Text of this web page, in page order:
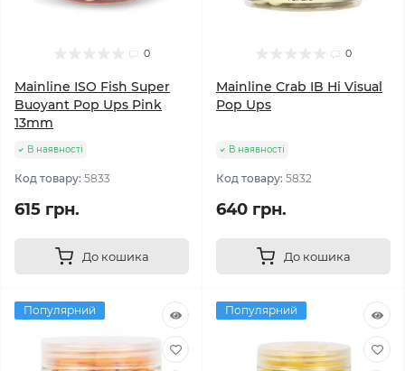
0
Mainline ISO Fish Super
Buoyant Pop Ups Pink
13mm
В наявності
Код товару: 5833
615 грн.
До кошика
0
Mainline Crab IB Hi Visual
Pop Ups
В наявності
Код товару: 5832
640 грн.
До кошика
Популярний Популярний